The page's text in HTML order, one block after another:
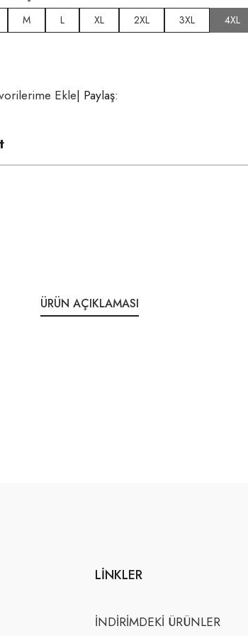
M L XL 2XL 3XL 4XL
Ekle| Paylaş:
ÜRÜN AÇIKLAMASI
LINKLER
İNDİRİMDEKİ ÜRÜNLER